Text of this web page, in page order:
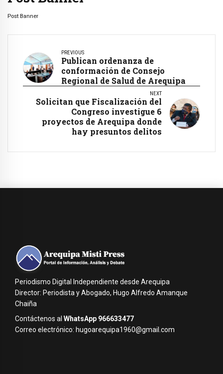
Post Banner
PREVIOUS
Publican ordenanza de
conformación de Consejo
Regional de Salud de Arequipa
NEXT
Solicitan que Fiscalización del
Congreso investigue 6
proyectos de Arequipa donde
hay presuntos delitos
Periodismo Digital Independiente desde Arequipa
Director: Periodista y Abogado, Hugo Alfredo Amanque
Chaiña
Contáctenos al WhatsApp 966633477
Correo electrónico: hugoarequipa1960@gmail.com